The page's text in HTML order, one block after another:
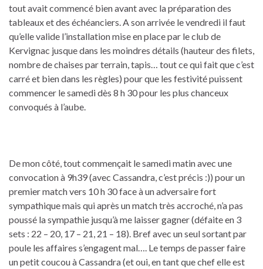
tout avait commencé bien avant avec la préparation des
tableaux et des échéanciers. A son arrivée le vendredi il faut
qu’elle valide l’installation mise en place par le club de
Kervignac jusque dans les moindres détails (hauteur des filets,
nombre de chaises par terrain, tapis… tout ce qui fait que c’est
carré et bien dans les règles) pour que les festivité puissent
commencer le samedi dès 8 h 30 pour les plus chanceux
convoqués à l’aube.
De mon côté, tout commençait le samedi matin avec une
convocation à 9h39 (avec Cassandra, c’est précis :)) pour un
premier match vers 10 h 30 face à un adversaire fort
sympathique mais qui après un match très accroché, n’a pas
poussé la sympathie jusqu’à me laisser gagner (défaite en 3
sets : 22 – 20, 17 – 21, 21 – 18). Bref avec un seul sortant par
poule les affaires s’engagent mal…. Le temps de passer faire
un petit coucou à Cassandra (et oui, en tant que chef elle est